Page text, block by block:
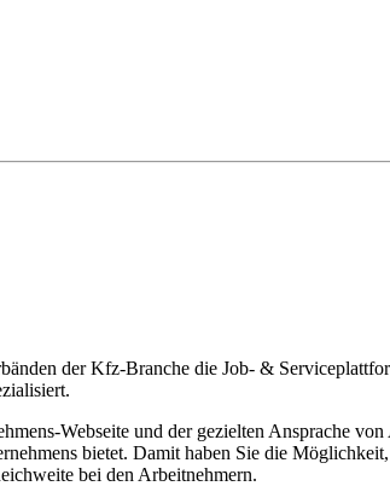
der Kfz-Branche die Job- &
Webseite und der gezielten Ansprache
bietet. Damit haben Sie die
bei den Arbeitnehmern.